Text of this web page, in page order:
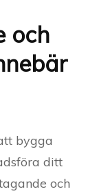
och
bygga
ditt
och